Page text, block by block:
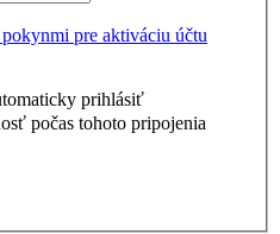
pre aktiváciu účtu
prihlásiť
počas tohoto pripojenia